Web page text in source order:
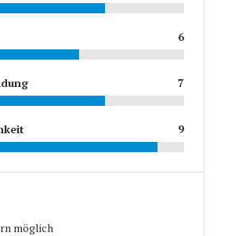
6
7
9
möglich